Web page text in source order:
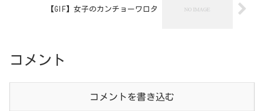
【GIF】女子のカンチョーワロタ
コメント
コメントを書き込む